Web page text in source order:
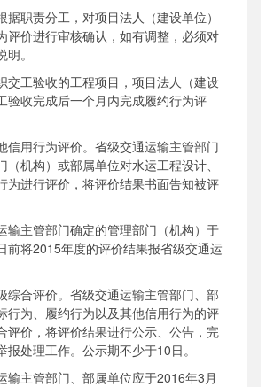
据职责分工，对项目法人（建设单位）
评价进行审核确认，如有调整，必须对
。
交工验收的工程项目，项目法人（建设
验收完成后一个月内完成履约行为评
信用行为评价。省级交通运输主管部门
（机构）或部属单位对水运工程设计、
为进行评价，将评价结果书面告知被评
输主管部门确定的管理部门（机构）于
前将2015年度的评价结果报省级交通运
综合评价。省级交通运输主管部门、部
行为、履约行为以及其他信用行为的评
评价，将评价结果进行公示、公告，完
报处理工作。公示期不少于10日。
输主管部门、部属单位应于2016年3月